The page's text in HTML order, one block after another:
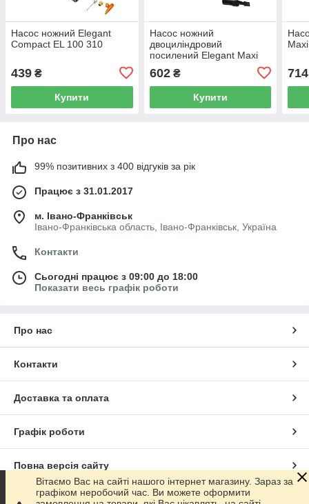
Насос ножний Elegant
Compact EL 100 310
439 ₴
Купити
Насос ножний
двоциліндровий
посилений Elegant Maxi
602₴
Купити
714
Про нас
99% позитивних з 400 відгуків за рік
Працює з 31.01.2017
м. Івано-Франківськ
Івано-Франківська область, Івано-Франківськ, Україна
Контакти
Сьогодні працює з 09:00 до 18:00
Показати весь графік роботи
Про нас
Контакти
Доставка та оплата
Графік роботи
Повна версія сайту
Сайт створено на маркетплейсіProm.ua
Вітаємо Вас на сайті нашого інтернет магазину. Зараз за
графіком неробочий час. Ви можете оформити